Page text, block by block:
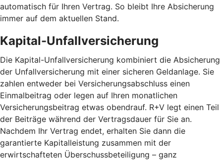
automatisch für Ihren Vertrag. So bleibt Ihre Absicherung
immer auf dem aktuellen Stand.
Kapital-Unfallversicherung
Die Kapital-Unfallversicherung kombiniert die Absicherung
der Unfallversicherung mit einer sicheren Geldanlage. Sie
zahlen entweder bei Versicherungsabschluss einen
Einmalbeitrag oder legen auf Ihren monatlichen
Versicherungsbeitrag etwas obendrauf. R+V legt einen Teil
der Beiträge während der Vertragsdauer für Sie an.
Nachdem Ihr Vertrag endet, erhalten Sie dann die
garantierte Kapitalleistung zusammen mit der
erwirtschafteten Überschussbeteiligung – ganz